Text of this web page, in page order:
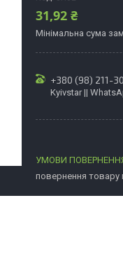
31,92 ₴
Мінімальна сума
+380 (98) 211-
Kyivstar ||
повернення товару